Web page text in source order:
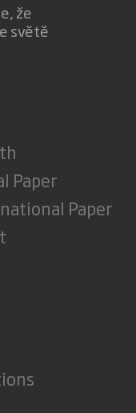
že
světě
Paper
Paper